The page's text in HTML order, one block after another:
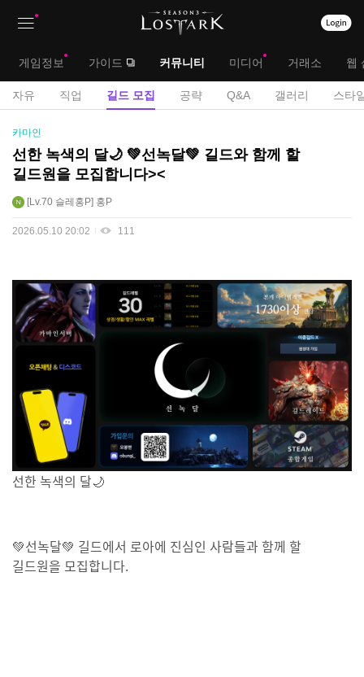
대
메
게임정보 가이드 커뮤니티 미디어 거래소 웹
서
메
자유 직업 길드 모집 공략 Q&A 갤러리 스타
길
드
모
집
게
판
카마인
선한 녹색의 달🌙 💚선녹달💚 길드와 함께 할
길드원을 모집합니다><
Lv.70 슬레홍P 홍P
2026.05.10 20:02 111
선한 녹색의 달🌙
💚선녹달💚 길드에서 로아에 진심인 사람들과 함께 할
길드원을 모집합니다.